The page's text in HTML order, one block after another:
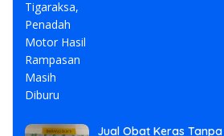
Jual Obat Keras